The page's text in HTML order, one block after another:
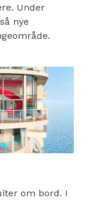
Under
nye
om bord. I